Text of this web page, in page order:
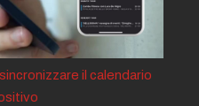
il calendario